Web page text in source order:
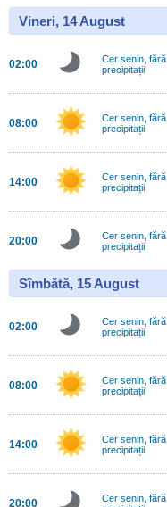
Vineri, 14 August
02:00
Cer senin, fără
precipitații
08:00
Cer senin, fără
precipitații
14:00
Cer senin, fără
precipitații
20:00
Cer senin, fără
precipitații
Sîmbătă, 15 August
02:00
Cer senin, fără
precipitații
08:00
Cer senin, fără
precipitații
14:00
Cer senin, fără
precipitații
20:00
Cer senin, fără